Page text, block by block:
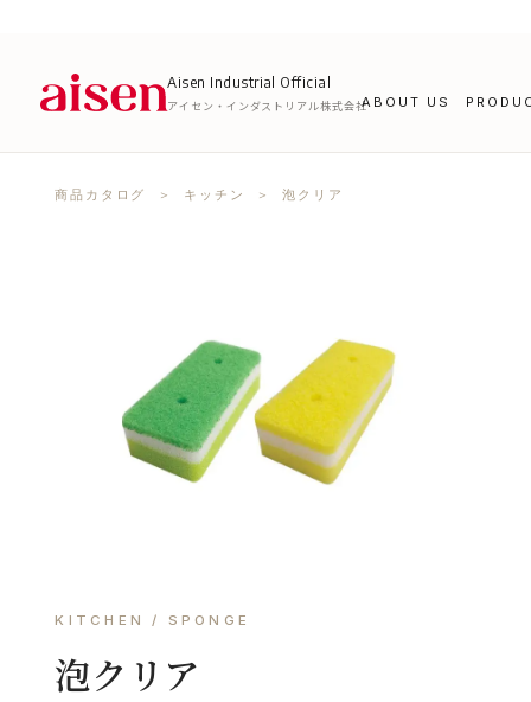
Aisen Industrial Official
アイセン・インダストリアル株式会社ABOUT US
商品カタログ ＞ キッチン ＞ 泡クリア
KITCHEN / SPONGE
泡クリア